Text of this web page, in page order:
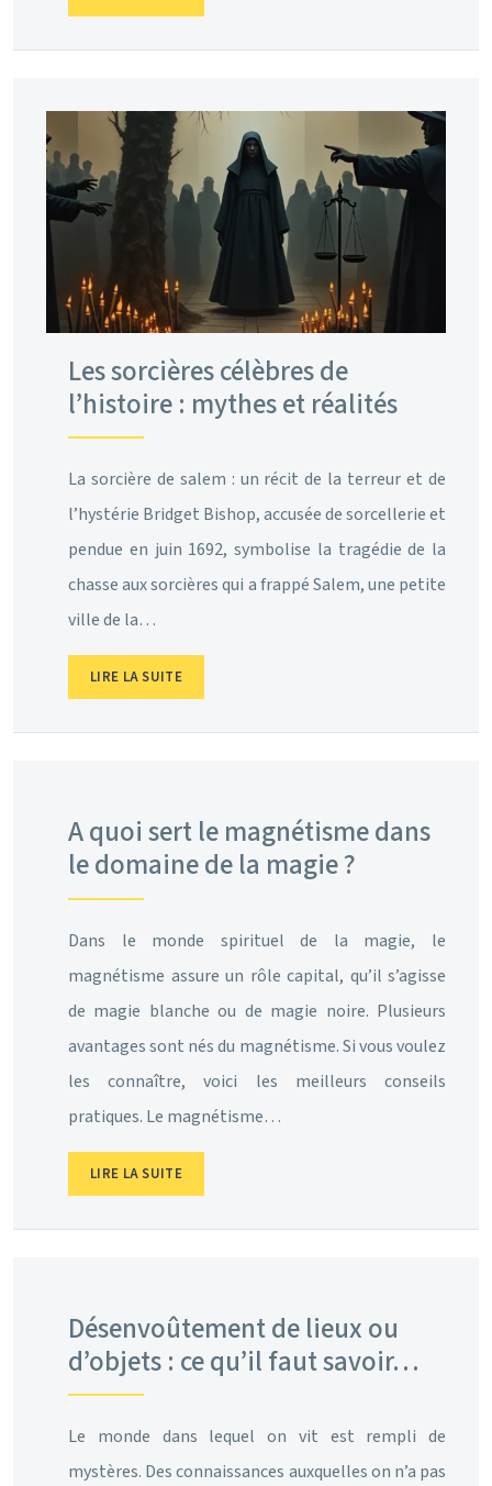
Les sorcières célèbres de
l’histoire : mythes et réalités
La sorcière de salem : un récit de la terreur et de
l’hystérie Bridget Bishop, accusée de sorcellerie et
pendue en juin 1692, symbolise la tragédie de la
chasse aux sorcières qui a frappé Salem, une petite
ville de la…
LIRE LA SUITE
A quoi sert le magnétisme dans
le domaine de la magie ?
Dans le monde spirituel de la magie, le
magnétisme assure un rôle capital, qu’il s’agisse
de magie blanche ou de magie noire. Plusieurs
avantages sont nés du magnétisme. Si vous voulez
les connaître, voici les meilleurs conseils
pratiques. Le magnétisme…
LIRE LA SUITE
Désenvoûtement de lieux ou
d’objets : ce qu’il faut savoir…
Le monde dans lequel on vit est rempli de
mystères. Des connaissances auxquelles on n’a pas